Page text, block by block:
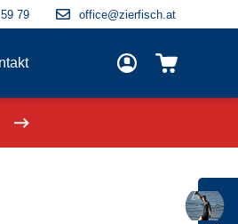
79 office@zierfisch.at